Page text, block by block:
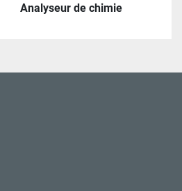
Analyseur de chimie